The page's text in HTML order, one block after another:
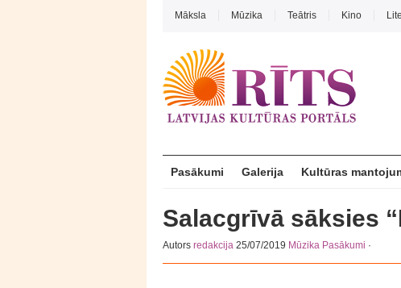
Māksla Mūzika Teātris Kino
Pasākumi Galerija Kultūras
Salacgrīvā sāksies
Autors redakcija 25/07/2019 Mūzika Pasākumi ·